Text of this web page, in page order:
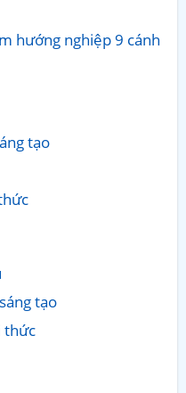
hướng nghiệp 9 cánh
tạo
tạo
thức